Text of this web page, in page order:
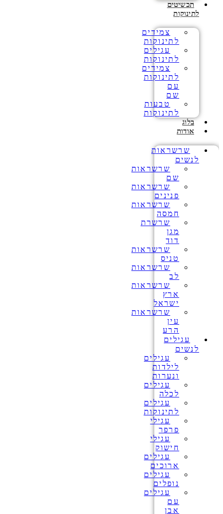
תכשיטים
לתינוקות
צמידים
לתינוקות
עגילים
לתינוקות
צמידים
לתינוקות
עם
שם
טבעות
לתינוקות
בלוג
אודות
שרשראות
לנשים
שרשראות
שם
שרשראות
פנינים
שרשראות
חמסה
שרשרת
מגן
דוד
שרשראות
טניס
שרשראות
לב
שרשראות
ארץ
ישראל
שרשראות
עין
הרע
עגילים
לנשים
עגילים
לילדות
ונערות
עגילים
לכלה
עגילים
לתינוקות
עגילי
פרפר
עגילי
חישוק
עגילים
ארוכים
עגילים
נופלים
עגילים
עם
אבן